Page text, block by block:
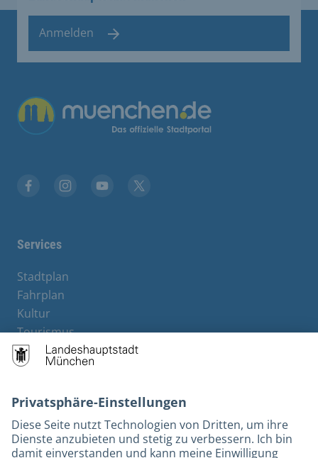
Anmelden
Services
Stadtplan
Fahrplan
Kultur
Tourismus
M-Strom
Bürgerservice
Kontakt